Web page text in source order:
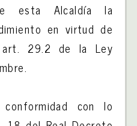
esta Alcaldía la
en virtud de
29.2 de la Ley
con lo